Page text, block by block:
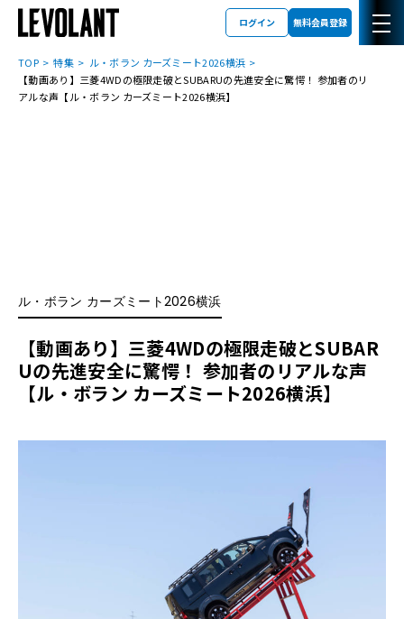
ログイン 無料会員登録
TOP 特集
ル・ボラン カーズミート2026横浜
【動画あり】三菱4WDの極限走破とSUBARUの先進安全に驚愕！ 参加者のリ
アルな声【ル・ボラン カーズミート2026横浜】
ル・ボラン カーズミート2026横浜
【動画あり】三菱4WDの極限走破とSUBAR
Uの先進安全に驚愕！ 参加者のリアルな声
【ル・ボラン カーズミート2026横浜】